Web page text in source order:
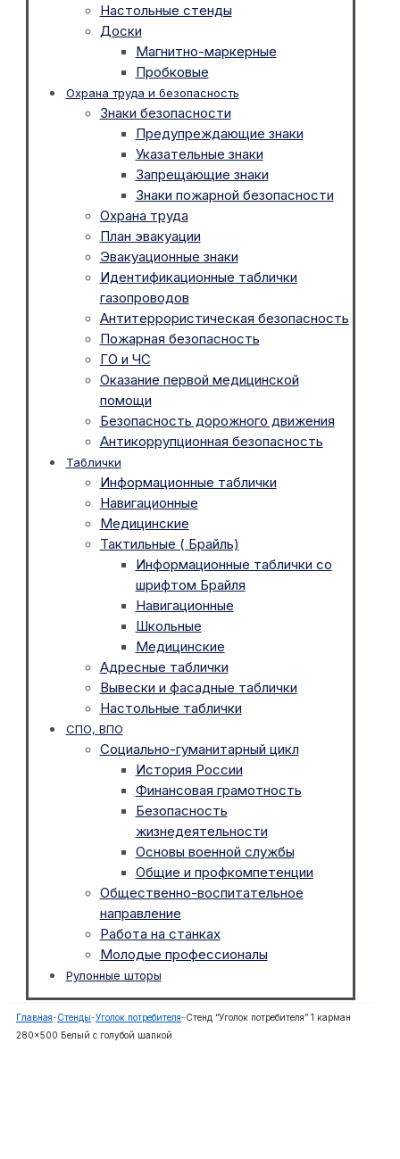
Настольные стенды
Доски
Магнитно-маркерные
Пробковые
Охрана труда и безопасность
Знаки безопасности
Предупреждающие знаки
Указательные знаки
Запрещающие знаки
Знаки пожарной безопасности
Охрана труда
План эвакуации
Эвакуационные знаки
Идентификационные таблички
газопроводов
Антитеррористическая безопасность
Пожарная безопасность
ГО и ЧС
Оказание первой медицинской
помощи
Безопасность дорожного движения
Антикоррупционная безопасность
Таблички
Информационные таблички
Навигационные
Медицинские
Тактильные ( Брайль)
Информационные таблички со
шрифтом Брайля
Навигационные
Школьные
Медицинские
Адресные таблички
Вывески и фасадные таблички
Настольные таблички
СПО, ВПО
Социально-гуманитарный цикл
История России
Финансовая грамотность
Безопасность
жизнедеятельности
Основы военной службы
Общие и профкомпетенции
Общественно-воспитательное
направление
Работа на станках
Молодые профессионалы
Рулонные шторы
Главная-Стенды-Уголок потребителя-Стенд “Уголок потребителя” 1 карман
280×500 Белый с голубой шапкой